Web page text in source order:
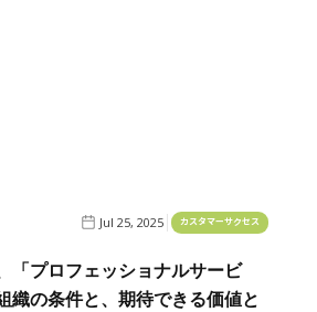
Jul 25, 2025 カスタマーサクセス
「プロフェッショナルサービ
織の条件と、期待できる価値と